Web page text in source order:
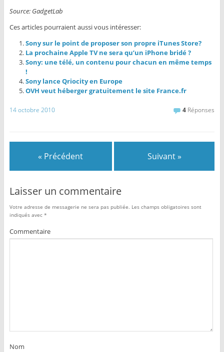
Source: GadgetLab
Ces articles pourraient aussi vous intéresser:
Sony sur le point de proposer son propre iTunes Store?
La prochaine Apple TV ne sera qu’un iPhone bridé ?
Sony: une télé, un contenu pour chacun en même temps
!
Sony lance Qriocity en Europe
OVH veut héberger gratuitement le site France.fr
14 octobre 2010 4 Réponses
« Précédent Suivant »
Laisser un commentaire
Votre adresse de messagerie ne sera pas publiée. Les champs obligatoires sont
indiqués avec *
Commentaire
Nom